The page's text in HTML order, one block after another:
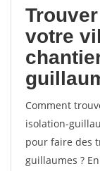
votre
Comment
isolation-
pour faire des
guillaumes ?